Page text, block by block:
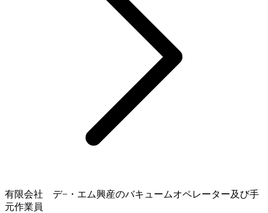
有限会社 デ−・エム興産のバキュームオペレーター及び手
元作業員